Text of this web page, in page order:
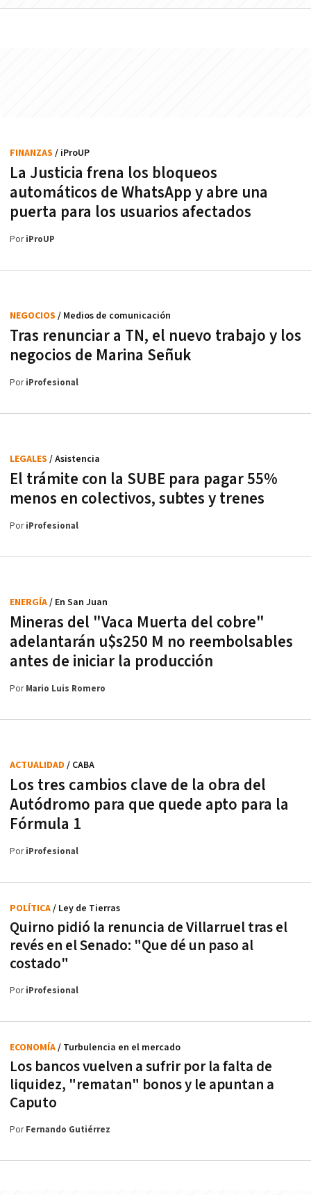
La Justicia frena los bloqueos
automáticos de WhatsApp y abre una
puerta para los usuarios afectados
FINANZAS / iProUP
PoriProUP
Tras renunciar a TN, el nuevo trabajo y los
negocios de Marina Señuk
NEGOCIOS / Medios de comunicación
PoriProfesional
El trámite con la SUBE para pagar 55%
menos en colectivos, subtes y trenes
LEGALES / Asistencia
PoriProfesional
Mineras del "Vaca Muerta del cobre"
adelantarán u$s250 M no reembolsables
antes de iniciar la producción
ENERGÍA/ En San Juan
PorMario Luis Romero
Los tres cambios clave de la obra del
Autódromo para que quede apto para la
Fórmula 1
ACTUALIDAD / CABA
PoriProfesional
Quirno pidió la renuncia de Villarruel tras el
revés en el Senado: "Que dé un paso al
costado"
POLÍTICA/ Ley de Tierras
PoriProfesional
Los bancos vuelven a sufrir por la falta de
liquidez, "rematan" bonos y le apuntan a
Caputo
ECONOMÍA/ Turbulencia en el mercado
PorFernando Gutiérrez